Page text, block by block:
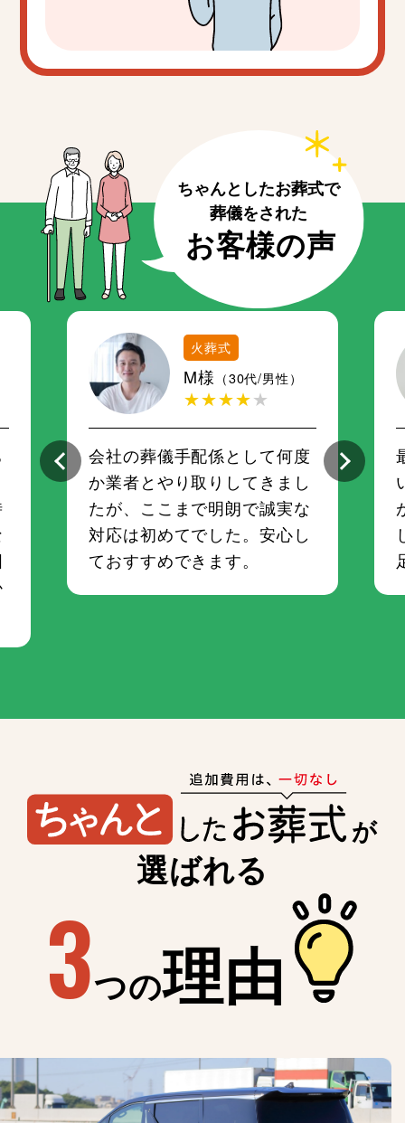
火葬式
M様 （30代/男性）
★★★★★
会社の葬儀手配係として何度
か業者とやり取りしてきまし
たが、ここまで明朗で誠実な
対応は初めてでした。安心し
ておすすめできます。
が
選ばれる
3つの理由